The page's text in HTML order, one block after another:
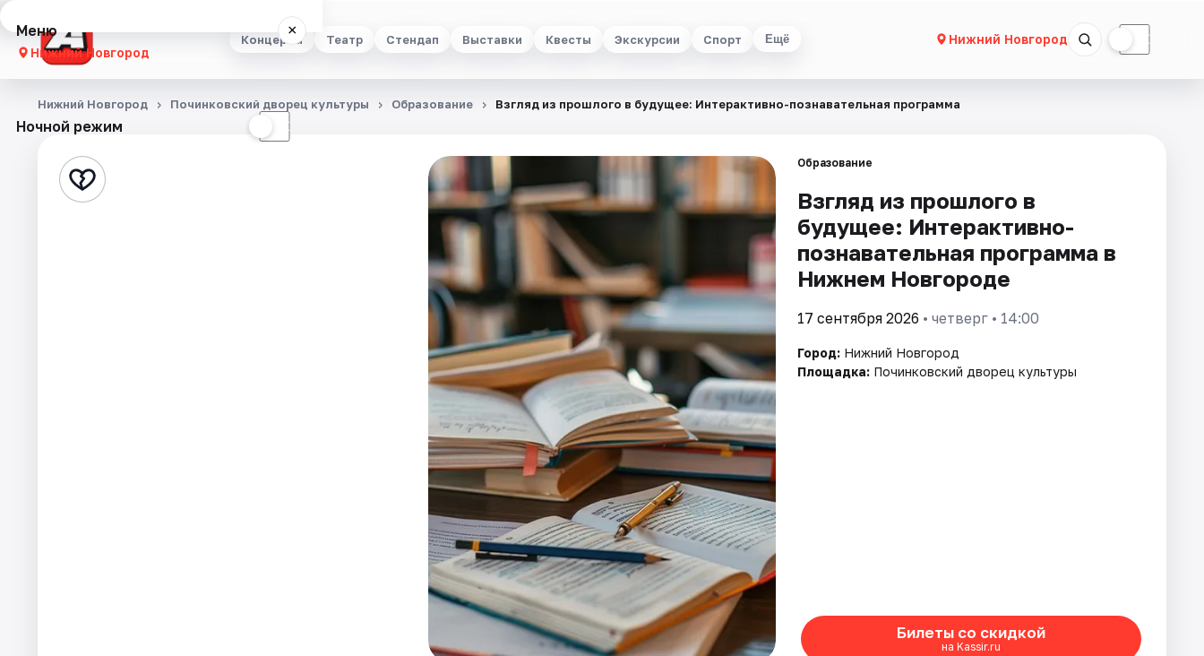
Концерты Театр Стендап Выставки Квесты Экскурсии Спорт Ещё Нижний Новгород ☾
Меню ×
Нижний Новгород
Концерты
Стендап
Ночной режим ☾
Нижний Новгород Починковский дворец культуры Образование Взгляд из прошлого в будущее: Интерактивно-познавательная программа
Образование
Взгляд из прошлого в
будущее: Интерактивно-
познавательная программа в
Нижнем Новгороде
17 сентября 2026 • четверг • 14:00
Город: Нижний Новгород
Площадка: Починковский дворец культуры
Билеты со скидкой
на Kassir.ru